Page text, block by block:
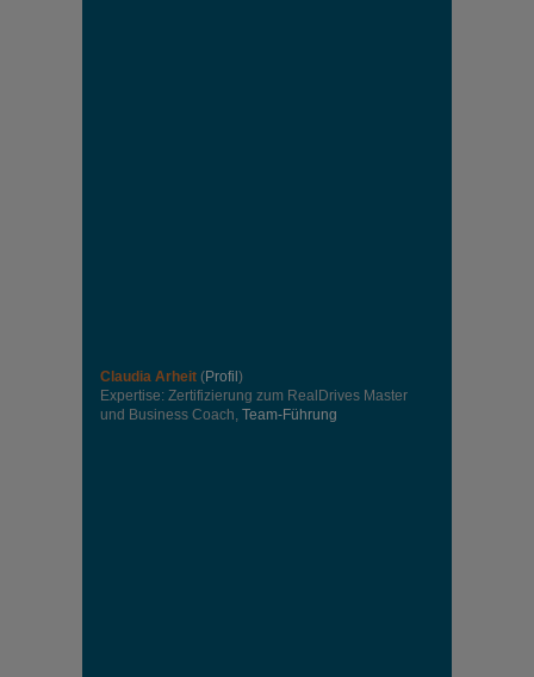
Claudia Arheit (Profil )
Expertise: Zertifizierung zum RealDrives Master
und Business Coach, Team-Führung